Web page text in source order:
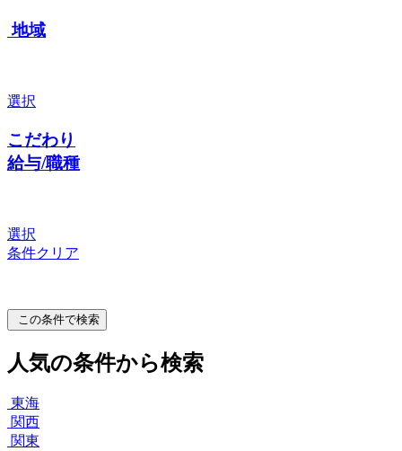
地域
選択
こだわり
給与/職種
選択
条件クリア
この条件で検索
人気の条件から検索
東海
関西
関東